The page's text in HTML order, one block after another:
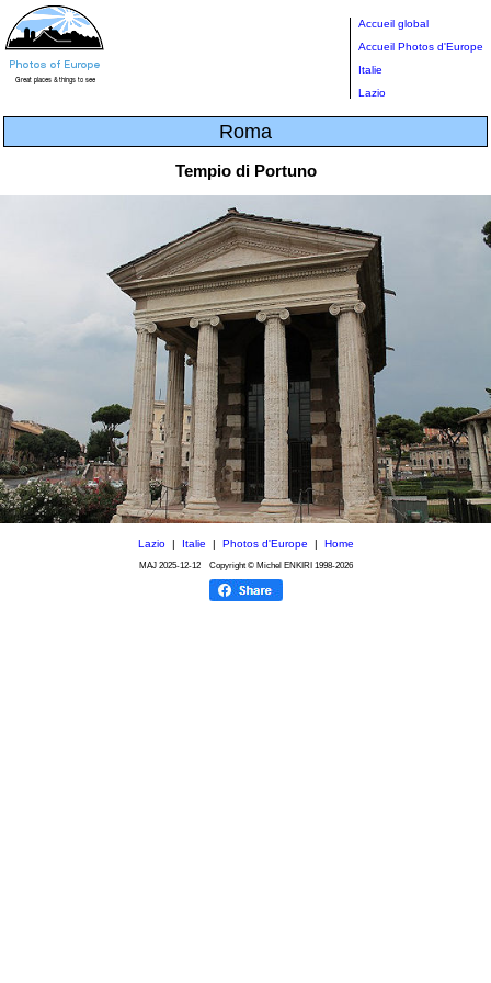
Accueil global
Accueil Photos d'Europe
Italie
Lazio
Roma
Tempio di Portuno
Lazio| Italie | Photos d'Europe | Home
MAJ 2025-12-12Copyright © Michel ENKIRI 1998-2026